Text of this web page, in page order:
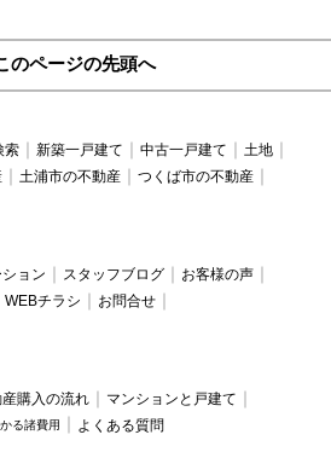
のページの先頭へ
索 新築一戸建て 中古一戸建て
土地
土浦市の不動産
つくば市の不動産
ョン スタッフブログ
お客様の声
WEBチラシ
お問合せ
購入の流れ
マンションと戸建て
る諸費用 よくある質問